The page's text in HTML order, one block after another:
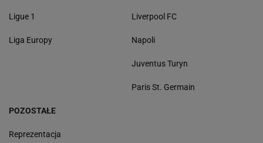
Ligue 1
Liga Europy
Liverpool FC
Napoli
Juventus Turyn
Paris St. Germain
POZOSTAŁE
Reprezentacja